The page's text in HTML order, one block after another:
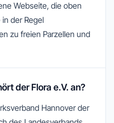
Webseite, die oben
der Regel
zu freien Parzellen und
der Flora e.V. an?
Hannover der